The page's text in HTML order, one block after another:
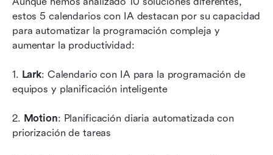
estos 5 calendarios con IA destacan por su capacidad
para automatizar la programación compleja y
aumentar la productividad:
1. Lark: Calendario con IA para la programación de
equipos y planificación inteligente
2. Motion: Planificación diaria automatizada con
priorización de tareas